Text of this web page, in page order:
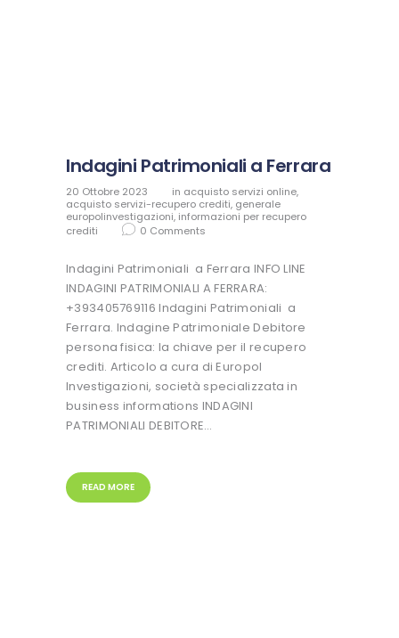
Indagini Patrimoniali a Ferrara
20 Ottobre 2023 in acquisto servizi online,
acquisto servizi-recupero crediti, generale
europolinvestigazioni, informazioni per recupero
crediti
0 Comments
Indagini Patrimoniali a Ferrara INFO LINE
INDAGINI PATRIMONIALI A FERRARA:
+393405769116 Indagini Patrimoniali a
Ferrara. Indagine Patrimoniale Debitore
persona fisica: la chiave per il recupero
crediti. Articolo a cura di Europol
Investigazioni, società specializzata in
business informations INDAGINI
PATRIMONIALI DEBITORE…
READ MORE